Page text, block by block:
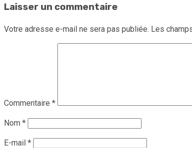
Laisser un commentaire
Votre adresse e-mail ne sera pas publiée. Les
Commentaire *
Nom *
E-mail *